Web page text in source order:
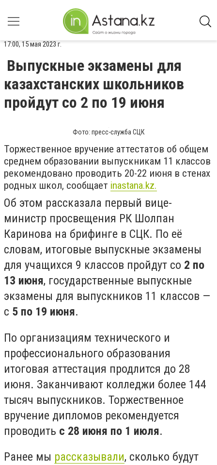
17:00, 15 мая 2023 г.
Выпускные экзамены для
казахстанских школьников
пройдут со 2 по 19 июня
Фото: пресс-служба СЦК
Торжественное вручение аттестатов об общем
среднем образовании выпускникам 11 классов
рекомендовано проводить 20-22 июня в стенах
родных школ, сообщает inastana.kz.
Об этом рассказала первый вице-
министр просвещения РК Шолпан
Каринова на брифинге в СЦК. По её
словам, итоговые выпускные экзамены
для учащихся 9 классов пройдут со 2 по
13 июня, государственные выпускные
экзамены для выпускников 11 классов —
с 5 по 19 июня.
По организациям технического и
профессионального образования
итоговая аттестация продлится до 28
июня. Заканчивают колледжи более 144
тысяч выпускников. Торжественное
вручение дипломов рекомендуется
проводить с 28 июня по 1 июля.
Ранее мы рассказывали, сколько будут